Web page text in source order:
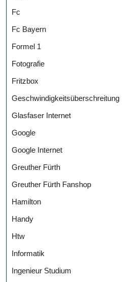
Fc
Fc Bayern
Formel 1
Fotografie
Fritzbox
Geschwindigkeitsüberschreitung
Glasfaser Internet
Google
Google Internet
Greuther Fürth
Greuther Fürth Fanshop
Hamilton
Handy
Htw
Informatik
Ingenieur Studium